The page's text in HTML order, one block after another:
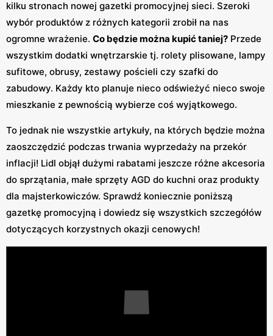
kilku stronach nowej gazetki promocyjnej sieci. Szeroki
wybór produktów z różnych kategorii zrobił na nas
ogromne wrażenie. Co będzie można kupić taniej? Przede
wszystkim dodatki wnętrzarskie tj. rolety plisowane, lampy
sufitowe, obrusy, zestawy pościeli czy szafki do
zabudowy. Każdy kto planuje nieco odświeżyć nieco swoje
mieszkanie z pewnością wybierze coś wyjątkowego.
To jednak nie wszystkie artykuły, na których będzie można
zaoszczędzić podczas trwania wyprzedaży na przekór
inflacji! Lidl objął dużymi rabatami jeszcze różne akcesoria
do sprzątania, małe sprzęty AGD do kuchni oraz produkty
dla majsterkowiczów. Sprawdź koniecznie poniższą
gazetkę promocyjną i dowiedz się wszystkich szczegółów
dotyczących korzystnych okazji cenowych!